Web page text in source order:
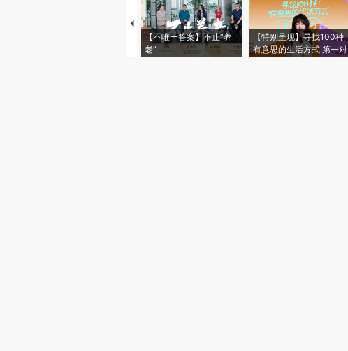
【不唯一答案】不止“养
老”
【特别呈现】寻找100种
有意思的生活方式·第一对